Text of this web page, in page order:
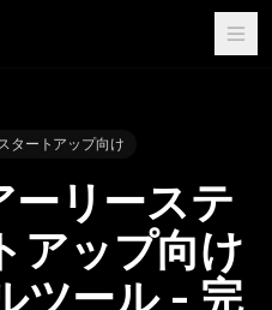
タートアップ向け
リーステ
アップ向け
ツール - 完